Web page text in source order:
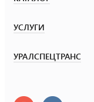
УСЛУГИ
УРАЛСПЕЦТРАНС